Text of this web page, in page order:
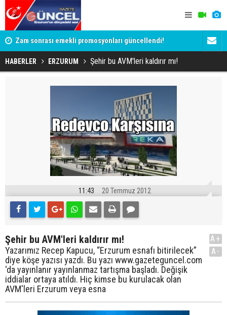
Zam sonrası emekli promosyonları güncellendi!
Ödemeler 32 bin TL'ye kadar çıkıyor
Salah
HABERLER ERZURUM Şehir bu AVM'leri kaldırır mı!
11:43 20 Temmuz 2012
Şehir bu AVM'leri kaldırır mı!
Yazarımız Recep Kapucu, “Erzurum esnafı bitirilecek”
diye köşe yazısı yazdı. Bu yazı www.gazeteguncel.com
‘da yayınlanır yayınlanmaz tartışma başladı. Değişik
iddialar ortaya atıldı. Hiç kimse bu kurulacak olan
AVM'leri Erzurum veya esna
A+
A-